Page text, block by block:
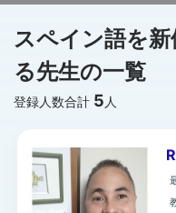
スペイン語を
る先生の一覧
登録人数合計 5 人